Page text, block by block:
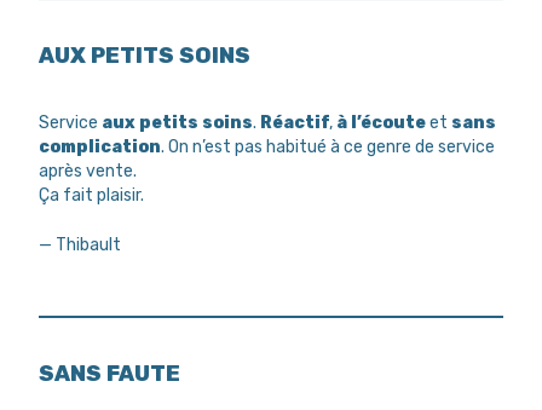
AUX PETITS SOINS
Service aux petits soins. Réactif, à l’écouteet sans
complication. On n’est pas habitué à ce genre de service
après vente.
Ça fait plaisir.
— Thibault
SANS FAUTE